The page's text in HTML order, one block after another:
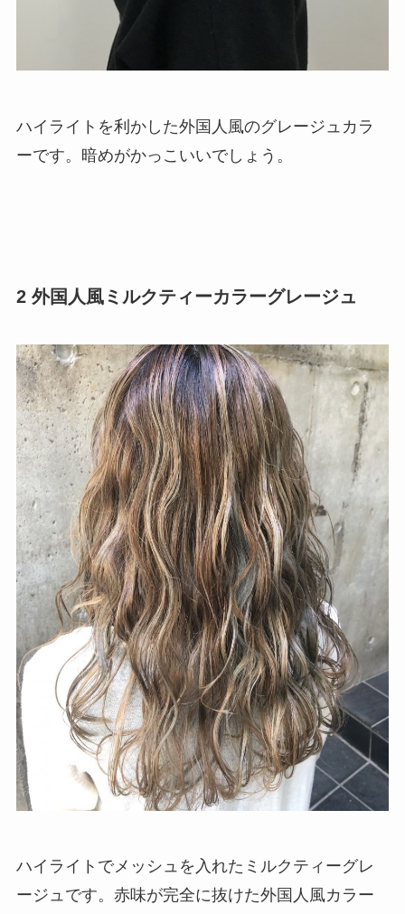
ハイライトを利かした外国人風のグレージュカラ
ーです。暗めがかっこいいでしょう。
2 外国人風ミルクティーカラーグレージュ
ハイライトでメッシュを入れたミルクティーグレ
ージュです。赤味が完全に抜けた外国人風カラー